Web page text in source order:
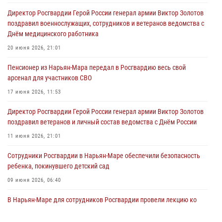
Директор Росгвардии Герой России генерал армии Виктор Золотов
поздравил военнослужащих, сотрудников и ветеранов ведомства с
Днём медицинского работника
20 июня 2026, 21:01
Пенсионер из Нарьян-Мара передал в Росгвардию весь свой
арсенал для участников СВО
17 июня 2026, 11:53
Директор Росгвардии Герой России генерал армии Виктор Золотов
поздравил ветеранов и личный состав ведомства с Днём России
11 июня 2026, 21:01
Сотрудники Росгвардии в Нарьян-Маре обеспечили безопасность
ребенка, покинувшего детский сад
09 июня 2026, 06:40
В Нарьян-Маре для сотрудников Росгвардии провели лекцию ко